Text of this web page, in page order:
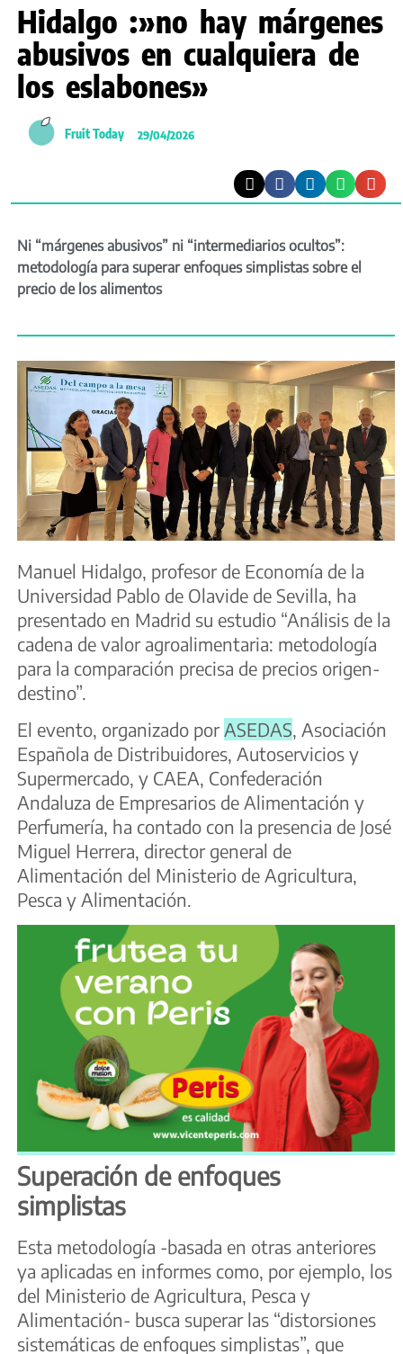
Hidalgo :»no hay márgenes
abusivos en cualquiera de
los eslabones»
Fruit Today 29/04/2026
Ni “márgenes abusivos” ni “intermediarios ocultos”:
metodología para superar enfoques simplistas sobre el
precio de los alimentos
Manuel Hidalgo, profesor de Economía de la
Universidad Pablo de Olavide de Sevilla, ha
presentado en Madrid su estudio “Análisis de la
cadena de valor agroalimentaria: metodología
para la comparación precisa de precios origen-
destino”.
El evento, organizado porASEDAS, Asociación
Española de Distribuidores, Autoservicios y
Supermercado, y CAEA, Confederación
Andaluza de Empresarios de Alimentación y
Perfumería, ha contado con la presencia de José
Miguel Herrera, director general de
Alimentación del Ministerio de Agricultura,
Pesca y Alimentación.
Superación de enfoques
simplistas
Esta metodología -basada en otras anteriores
ya aplicadas en informes como, por ejemplo, los
del Ministerio de Agricultura, Pesca y
Alimentación- busca superar las “distorsiones
sistemáticas de enfoques simplistas”, que